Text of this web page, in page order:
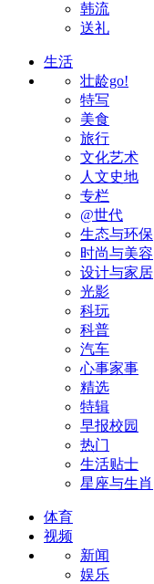
韩流
送礼
生活
壮龄go!
特写
美食
旅行
文化艺术
人文史地
专栏
@世代
生态与环保
时尚与美容
设计与家居
光影
科玩
科普
汽车
心事家事
精选
特辑
早报校园
热门
生活贴士
星座与生肖
体育
视频
新闻
娱乐